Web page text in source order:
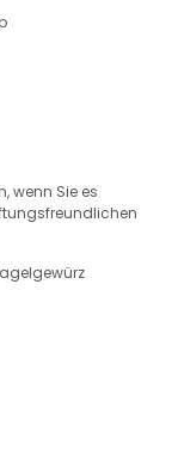
wenn Sie es